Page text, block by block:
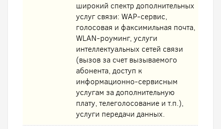
широкий спектр дополнительных
услуг связи: WAP-сервис,
голосовая и факсимильная почта,
WLAN-роуминг, услуги
интеллектуальных сетей связи
(вызов за счет вызываемого
абонента, доступ к
информационно-сервисным
услугам за дополнительную
плату, телеголосование и т.п.),
услуги передачи данных.